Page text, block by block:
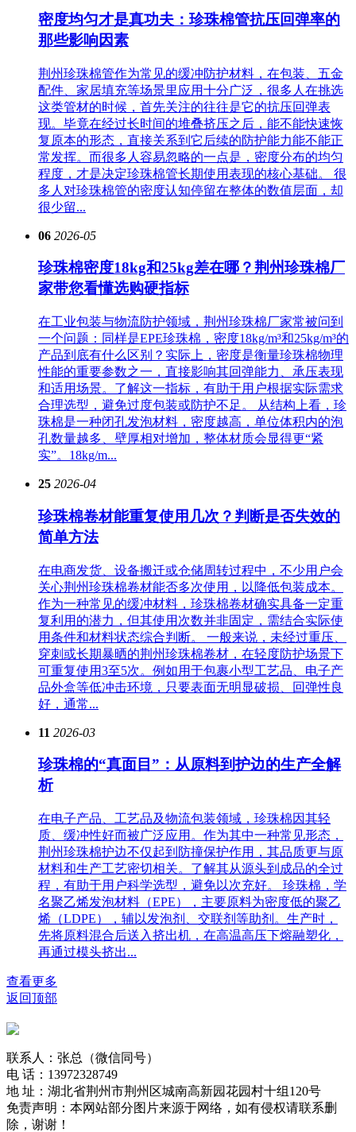
密度均匀才是真功夫：珍珠棉管抗压回弹率的
那些影响因素
荆州珍珠棉管作为常见的缓冲防护材料，在包装、五金
配件、家居填充等场景里应用十分广泛，很多人在挑选
这类管材的时候，首先关注的往往是它的抗压回弹表
现。毕竟在经过长时间的堆叠挤压之后，能不能快速恢
复原本的形态，直接关系到它后续的防护能力能不能正
常发挥。而很多人容易忽略的一点是，密度分布的均匀
程度，才是决定珍珠棉管长期使用表现的核心基础。 很
多人对珍珠棉管的密度认知停留在整体的数值层面，却
很少留...
06 2026-05
珍珠棉密度18kg和25kg差在哪？荆州珍珠棉厂
家带您看懂选购硬指标
在工业包装与物流防护领域，荆州珍珠棉厂家常被问到
一个问题：同样是EPE珍珠棉，密度18kg/m³和25kg/m³的
产品到底有什么区别？实际上，密度是衡量珍珠棉物理
性能的重要参数之一，直接影响其回弹能力、承压表现
和适用场景。了解这一指标，有助于用户根据实际需求
合理选型，避免过度包装或防护不足。 从结构上看，珍
珠棉是一种闭孔发泡材料，密度越高，单位体积内的泡
孔数量越多、壁厚相对增加，整体材质会显得更“紧
实”。18kg/m...
25 2026-04
珍珠棉卷材能重复使用几次？判断是否失效的
简单方法
在电商发货、设备搬迁或仓储周转过程中，不少用户会
关心荆州珍珠棉卷材能否多次使用，以降低包装成本。
作为一种常见的缓冲材料，珍珠棉卷材确实具备一定重
复利用的潜力，但其使用次数并非固定，需结合实际使
用条件和材料状态综合判断。 一般来说，未经过重压、
穿刺或长期暴晒的荆州珍珠棉卷材，在轻度防护场景下
可重复使用3至5次。例如用于包裹小型工艺品、电子产
品外盒等低冲击环境，只要表面无明显破损、回弹性良
好，通常...
11 2026-03
珍珠棉的“真面目”：从原料到护边的生产全解
析
在电子产品、工艺品及物流包装领域，珍珠棉因其轻
质、缓冲性好而被广泛应用。作为其中一种常见形态，
荆州珍珠棉护边不仅起到防撞保护作用，其品质更与原
材料和生产工艺密切相关。了解其从源头到成品的全过
程，有助于用户科学选型，避免以次充好。 珍珠棉，学
名聚乙烯发泡材料（EPE），主要原料为密度低的聚乙
烯（LDPE），辅以发泡剂、交联剂等助剂。生产时，
先将原料混合后送入挤出机，在高温高压下熔融塑化，
再通过模头挤出...
查看更多
返回顶部
联系人：张总（微信同号）
电 话：13972328749
地 址：湖北省荆州市荆州区城南高新园花园村十组120号
免责声明：本网站部分图片来源于网络，如有侵权请联系删
除，谢谢！